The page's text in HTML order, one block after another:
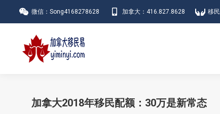
微信：Song4168278628 加拿大：416.827.8628 移
加拿大2018年移民配额：30万是新常态